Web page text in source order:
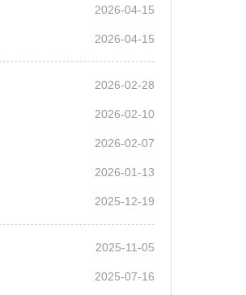
2026-04-15
2026-04-15
2026-02-28
2026-02-10
2026-02-07
2026-01-13
2025-12-19
2025-11-05
2025-07-16